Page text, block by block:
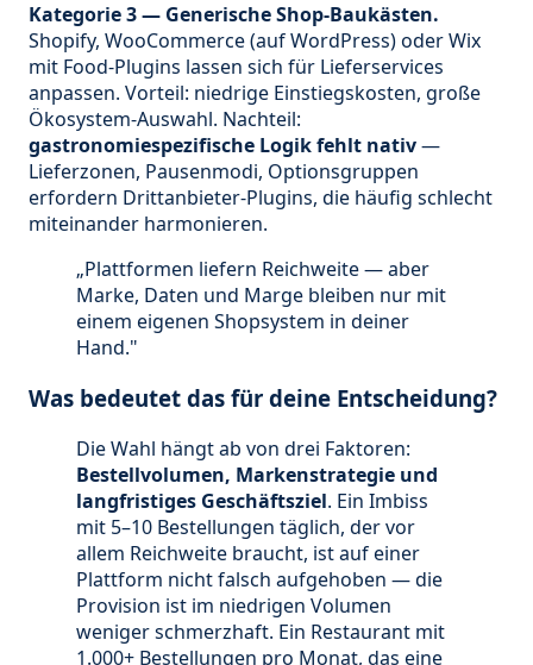
Kategorie 3 — Generische Shop-Baukästen.
Shopify, WooCommerce (auf WordPress) oder Wix
mit Food-Plugins lassen sich für Lieferservices
anpassen. Vorteil: niedrige Einstiegskosten, große
Ökosystem-Auswahl. Nachteil:
gastronomiespezifische Logik fehlt nativ—
Lieferzonen, Pausenmodi, Optionsgruppen
erfordern Drittanbieter-Plugins, die häufig schlecht
miteinander harmonieren.
„Plattformen liefern Reichweite — aber
Marke, Daten und Marge bleiben nur mit
einem eigenen Shopsystem in deiner
Hand."
Was bedeutet das für deine Entscheidung?
Die Wahl hängt ab von drei Faktoren:
Bestellvolumen, Markenstrategie und
langfristiges Geschäftsziel. Ein Imbiss
mit 5–10 Bestellungen täglich, der vor
allem Reichweite braucht, ist auf einer
Plattform nicht falsch aufgehoben — die
Provision ist im niedrigen Volumen
weniger schmerzhaft. Ein Restaurant mit
1.000+ Bestellungen pro Monat, das eine